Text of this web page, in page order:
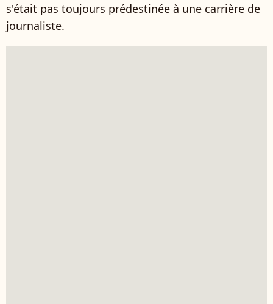
s'était pas toujours prédestinée à une carrière de
journaliste.